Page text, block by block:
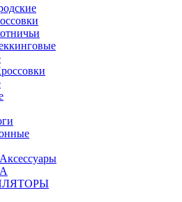
Аксессуары